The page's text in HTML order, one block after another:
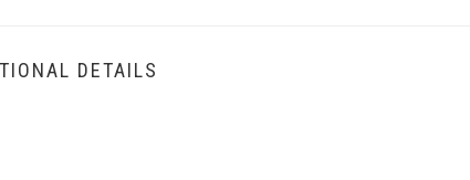
DETAILS